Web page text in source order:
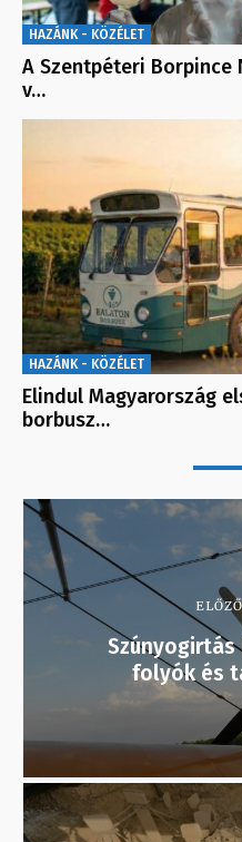
HAZÁNK - KÖZÉLET
A Szentpéteri Borpince
v…
HAZÁNK - KÖZÉLET
Elindul Magyarország
borbusz…
Szúnyogirtás
folyók és